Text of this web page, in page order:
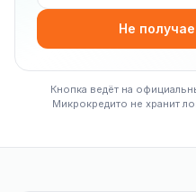
Не
Кнопка ведёт на
Микрокредито не хранит